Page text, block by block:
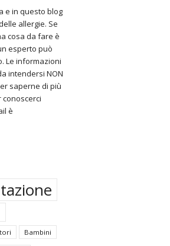
e in questo blog
allergie. Se
cosa da fare è
esperto può
Le informazioni
intendersi NON
saperne di più
conoscerci
è
Bambini